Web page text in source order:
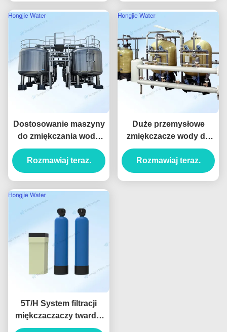
Dostosowanie maszyny
do zmiękczania wody
0,5 m3/h 200 m3/h
Przepływ
Rozmawiaj teraz.
Duże przemysłowe
zmiękczacze wody do
kotłów o dużej
wytrzymałości i
pojemności 20T
Rozmawiaj teraz.
5T/H System filtracji
miękczaczaczy twardej
wody dla silników z